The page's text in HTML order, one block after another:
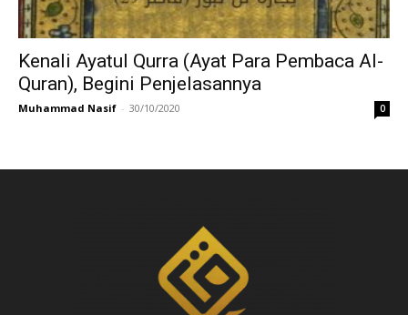
Kenali Ayatul Qurra (Ayat Para Pembaca Al-
Quran), Begini Penjelasannya
Muhammad Nasif - 30/10/2020 0